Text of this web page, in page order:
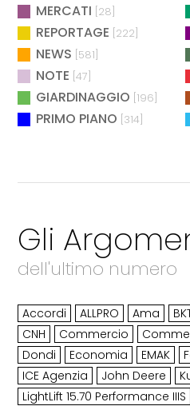
MERCATI [28]
REPORTAGE [222]
NEWS [581]
NOTE [47]
GIARDINAGGIO [196]
PRIMO PIANO [314]
Gli
dell'ultimo numero
Accordi ALLPRO Ama
CNH
Commercio
Dondi
Economia EMAK
ICE Agenzia
John Deere
LightLift 15.70 Performance IIIS